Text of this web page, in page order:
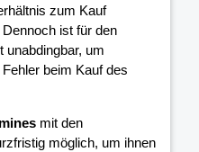
zum Kauf
ist für den
unabdingbar, um
beim Kauf des
mit den
möglich, um ihnen